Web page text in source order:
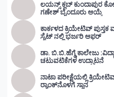
ಲಯನ್ಸ್ ಕ್ಲಬ್ ಕುಂದಾಪುರ
ಗಣೇಶ್ ಬೈಂದೂರು ಆಯ್ಕೆ
ಕಾರ್ಕಳದ ಕ್ರಿಯೇಟಿವ್
ಸೈಟ್ ನಲ್ಲಿ ಭರ್ಜರಿ ಆಫರ್
ಡಾ. ಬಿ.ಬಿ.ಹೆಗ್ಡೆ ಕಾಲೇಜು
ಚಟುವಟಿಕೆಗಳ ಉದ್ಘಾಟನೆ
ನಾಟಾ ಪರೀಕ್ಷೆಯಲ್ಲಿ
ರ‍್ಯಾಂಕ್‌ನೊಳಗೆ ಸ್ಥಾನ